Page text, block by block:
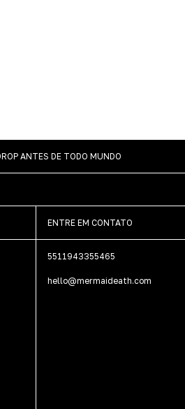
ANTES DE TODO MUNDO
ENTRE EM CONTATO
5511943355465
hello@mermaideath.com